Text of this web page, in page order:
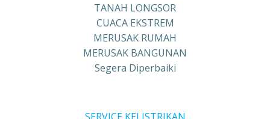
TANAH LONGSOR
CUACA EKSTREM
MERUSAK RUMAH
MERUSAK BANGUNAN
Segera Diperbaiki